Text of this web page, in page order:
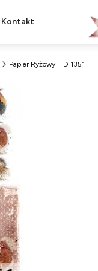
Kontakt
Papier Ryżowy ITD 1351